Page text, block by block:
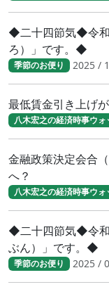
◆二十四節気◆令和
ろ）」です。◆
季節のお便り 2025 /
最低賃金引き上げ
八木宏之の経済時事ウォ
金融政策決定会合
へ？
八木宏之の経済時事ウォ
◆二十四節気◆令和
ぶん）」です。◆
季節のお便り 2025 /